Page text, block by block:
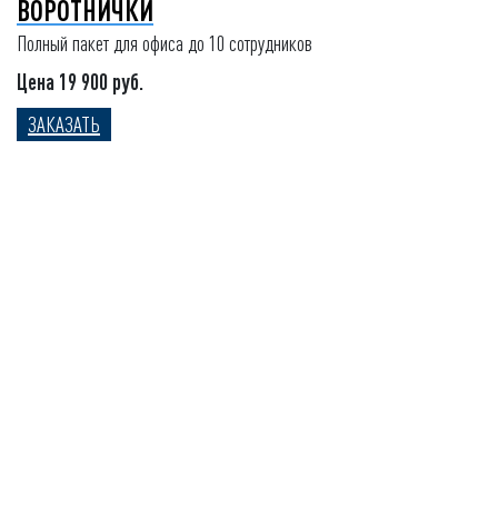
ВОРОТНИЧКИ
Полный пакет для офиса до 10 сотрудников
Цена 19 900 руб.
ЗАКАЗАТЬ